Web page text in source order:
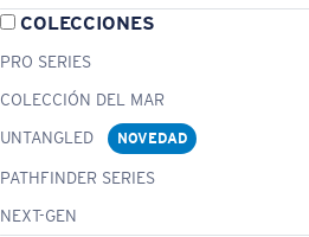
COLECCIONES
PRO SERIES
COLECCIÓN DEL MAR
UNTANGLED
NOVEDAD
PATHFINDER SERIES
NEXT-GEN